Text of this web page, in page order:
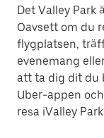
Det Valley Park
Oavsett om du
flygplatsen,
evenemang
att ta dig dit du
Uber-appen
resa iValley